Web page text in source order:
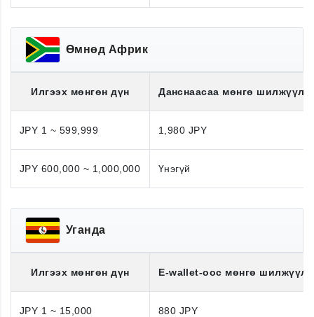
Өмнөд Африк
Илгээх мөнгөн дүн Данснаасаа мөнгө
JPY 1 ~ 599,999 1,980 JPY
JPY 600,000 ~ 1,000,000 Үнэгүй
Уганда
Илгээх мөнгөн дүн E-wallet-оос мөнгө
JPY 1 ~ 15,000 880 JPY